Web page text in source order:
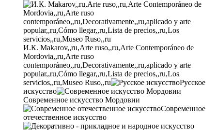
И.К. Makarov,,ru,Arte ruso,,ru,Arte Contemporáneo de
Mordovia,,ru,Arte ruso
contemporáneo,,ru,Decorativamente,,ru,aplicado y arte
popular,,ru,Cómo llegar,,ru,Lista de precios,,ru,Los
servicios,,ru,Museo Ruso,,ru
Русское
искусство
Современное искусство Мордовии
Современное
отечественное искусство